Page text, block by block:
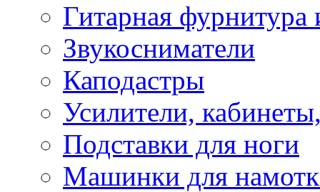
Гитарная фурнитура
Звукосниматели
Каподастры
Усилители,
Подставки для ноги
Машинки для